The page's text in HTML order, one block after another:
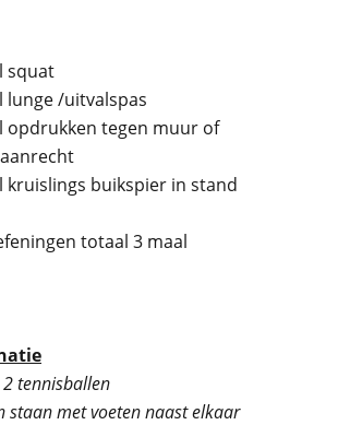
squat
lunge /uitvalspas
opdrukken tegen muur of
kruislings buikspier in stand
totaal 3 maal
tennisballen
staan met voeten naast elkaar